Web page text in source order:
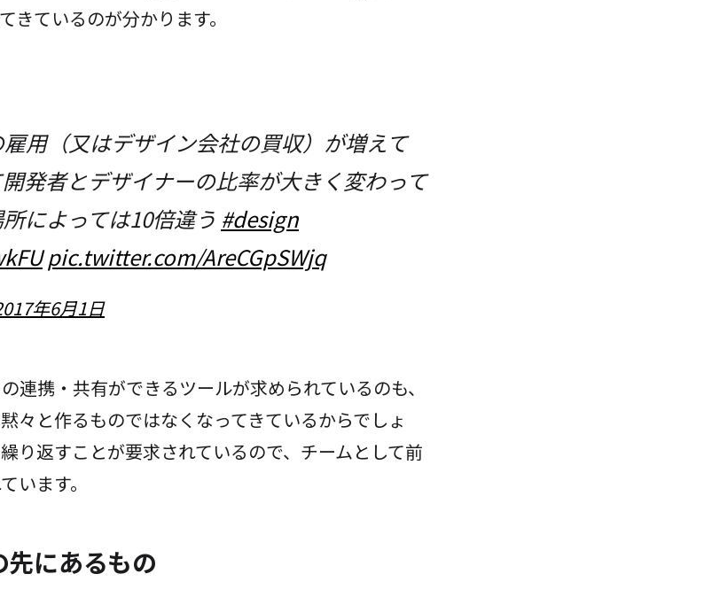
きているのが分かります。
用（又はデザイン会社の買収）が増えて
発者とデザイナーの比率が大きく変わって
によっては10倍違う #design
pic.twitter.com/AreCGpSWjq
年6月1日
連携・共有ができるツールが求められているのも、
々と作るものではなくなってきているからでしょ
り返すことが要求されているので、チームとして前
います。
にあるもの